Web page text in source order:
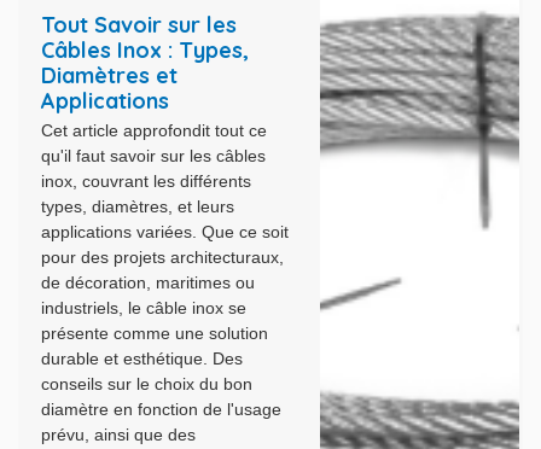
Tout Savoir sur les
Câbles Inox : Types,
Diamètres et
Applications
Cet article approfondit tout ce
qu'il faut savoir sur les câbles
inox, couvrant les différents
types, diamètres, et leurs
applications variées. Que ce soit
pour des projets architecturaux,
de décoration, maritimes ou
industriels, le câble inox se
présente comme une solution
durable et esthétique. Des
conseils sur le choix du bon
diamètre en fonction de l'usage
prévu, ainsi que des